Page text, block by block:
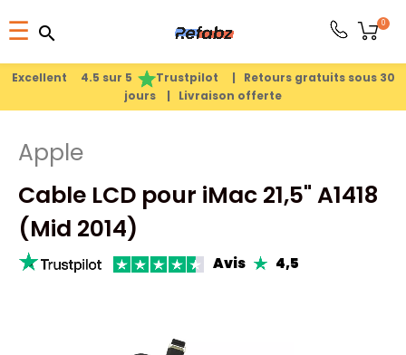
Excellent 4.5 sur 5 Trustpilot | Retours gratuits sous 30
jours | Livraison offerte
Basculer
la
navigation
☰ search
0
search
Apple
Cable LCD pour iMac 21,5" A1418
(Mid 2014)
Avis 4,5
search
PRODUITS
APPLE
PIÈCES
DÉTACHÉES